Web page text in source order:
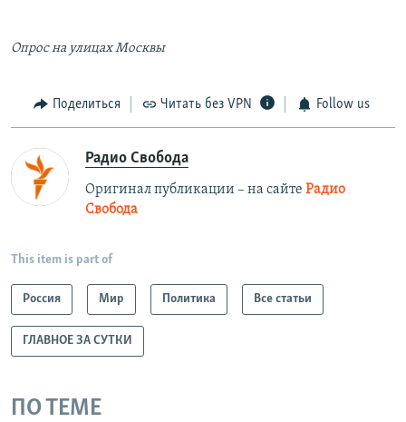
1080p
Опрос на улицах Москвы
Поделиться Читать без VPN Follow us
Радио Свобода
Оригинал публикации – на сайте Радио
Свобода
This item is part of
Россия Мир Политика Все статьи
ГЛАВНОЕ ЗА СУТКИ
ПО ТЕМЕ